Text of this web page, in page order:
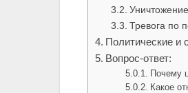
Тревога по
Политические и
Вопрос-ответ:
Почему
Какое